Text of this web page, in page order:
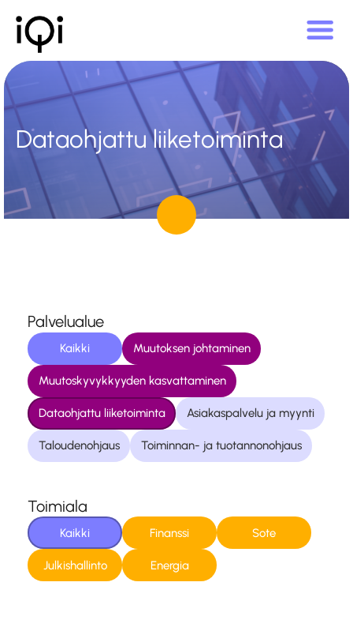
Dataohjattu liiketoiminta
Palvelualue
Kaikki Muutoksen johtaminen
Muutoskyvykkyyden kasvattaminen
Dataohjattu liiketoiminta Asiakaspalvelu ja myynti
Taloudenohjaus Toiminnan- ja tuotannonohjaus
Toimiala
Kaikki Finanssi Sote
Julkishallinto Energia